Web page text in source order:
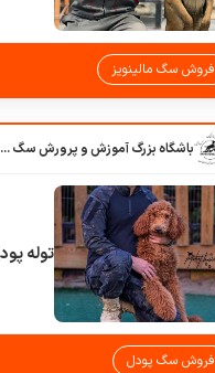
فروش سگ مالینویز
باشگاه بزرگ آموزش و پرورش سگ کوهرج کنل
توله
فروش سگ پودل